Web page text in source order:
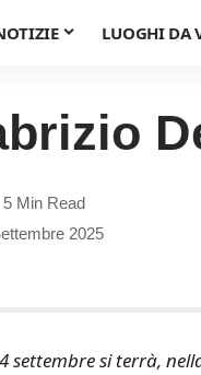
LUOGHI DA
2025
5 Min Read
settembre si terrà,